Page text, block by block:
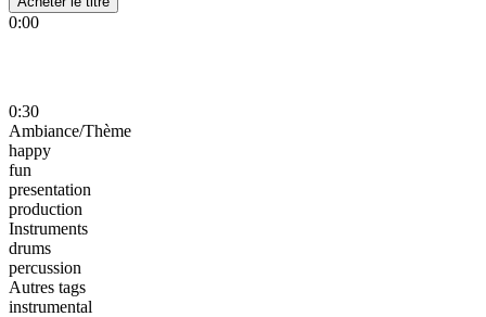
0:00
0:30
Ambiance/Thème
happy
fun
presentation
production
Instruments
drums
percussion
Autres tags
instrumental